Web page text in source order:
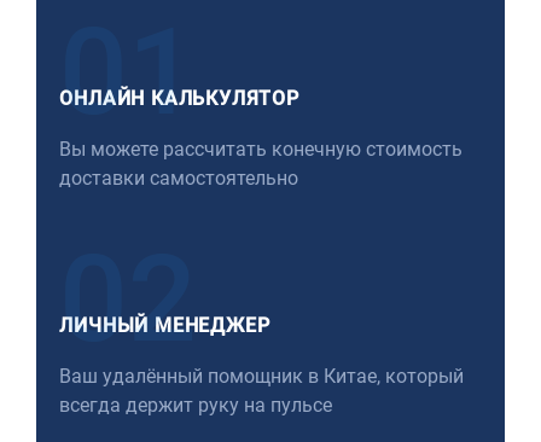
01
ОНЛАЙН КАЛЬКУЛЯТОР
Вы можете рассчитать конечную стоимость
доставки самостоятельно
02
ЛИЧНЫЙ МЕНЕДЖЕР
Ваш удалённый помощник в Китае, который
всегда держит руку на пульсе